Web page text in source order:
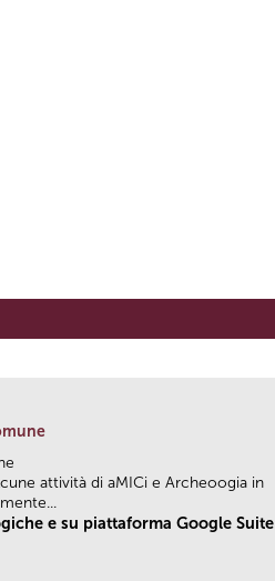
attività di aMICi e Archeoogia in
e su piattaforma Google Suite